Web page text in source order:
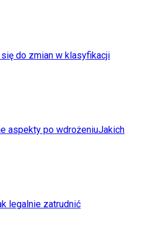
do zmian w klasyfikacji
aspekty po wdrożeniuJakich
legalnie zatrudnić